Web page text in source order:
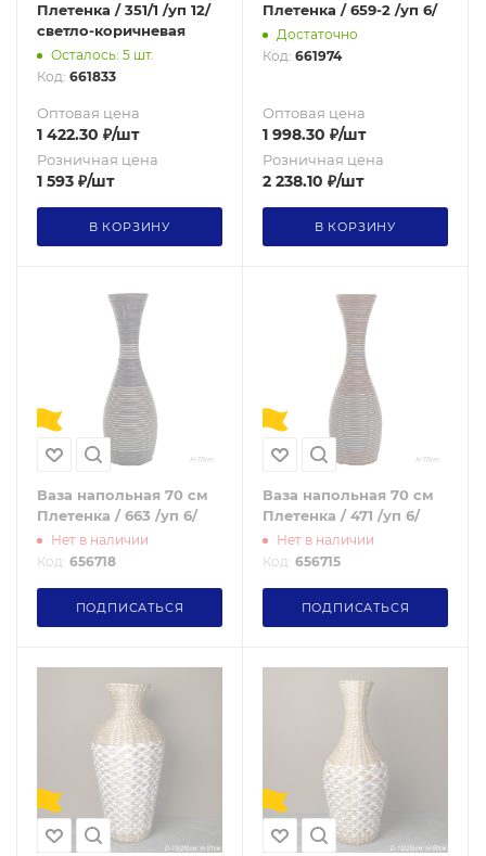
Плетенка / 351/1 /уп 12/
светло-коричневая
Осталось: 5 шт.
Код: 661833
Оптовая цена
1 422.30 ₽/шт
Розничная цена
1 593 ₽/шт
В КОРЗИНУ
Плетенка / 659-2 /уп 6/
Достаточно
Код: 661974
Оптовая цена
1 998.30 ₽/шт
Розничная цена
2 238.10 ₽/шт
В КОРЗИНУ
Ваза напольная 70 см
Плетенка / 663 /уп 6/
Нет в наличии
Код: 656718
ПОДПИСАТЬСЯ
Ваза напольная 70 см
Плетенка / 471 /уп 6/
Нет в наличии
Код: 656715
ПОДПИСАТЬСЯ